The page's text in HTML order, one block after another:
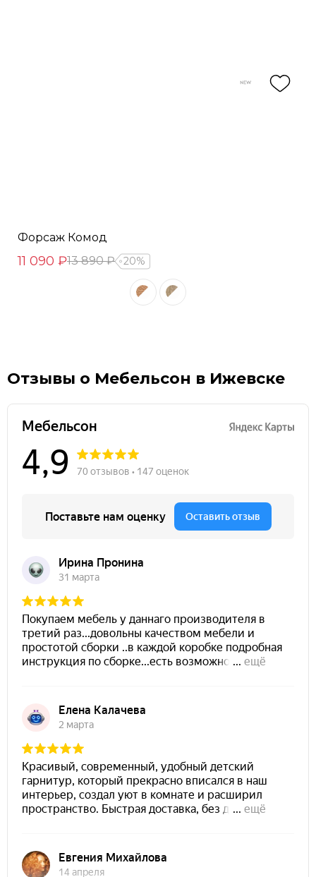
Форсаж Комод
11 090 ₽13 890 ₽ 20%
Отзывы о Мебельсон в Ижевске